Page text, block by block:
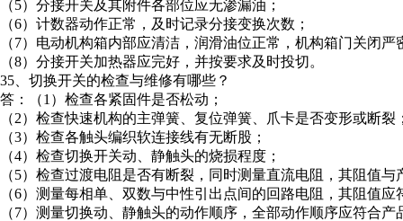
（5）分接开关及其附件各部位应无渗漏油；
（6）计数器动作正常，及时记录分接变换次数；
（7）电动机构箱内部应清洁，润滑油位正常，机构箱门关闭
（8）分接开关加热器应完好，并按要求及时投切。
35、切换开关的检查与维修有哪些？
答：（1）检查各紧固件是否松动；
（2）检查快速机构的主弹簧、复位弹簧、爪卡是否变形或断裂
（3）检查各触头编织软连接线有无断股；
（4）检查切换开关动、静触头的烧损程度；
（5）检查过渡电阻是否有断裂，同时测量直流电阻，其阻值
（6）测量每相单、双数与中性引出点间的回路电阻，其阻值应
（7）测量切换动、静触头的动作顺序，全部动作顺序应符合产